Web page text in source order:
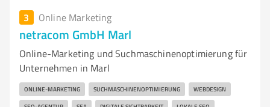
3 Online Marketing
netracom GmbH Marl
Online-Marketing und Suchmaschinenoptimierung für
Unternehmen in Marl
ONLINE-MARKETING SUCHMASCHINENOPTIMIERUNG WEBDESIGN